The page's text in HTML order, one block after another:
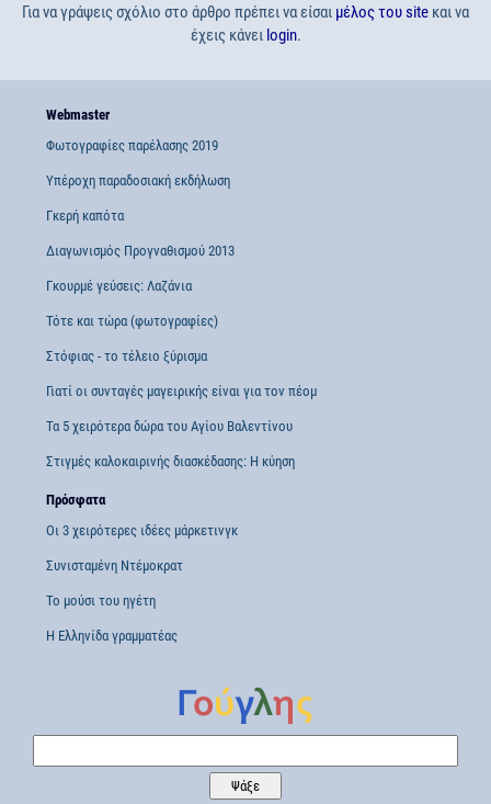
Για να γράψεις σχόλιο στο άρθρο πρέπει να είσαι μέλος του site και να
έχεις κάνει login.
Webmaster
Φωτογραφίες παρέλασης 2019
Υπέροχη παραδοσιακή εκδήλωση
Γκερή καπότα
Διαγωνισμός Προγναθισμού 2013
Γκουρμέ γεύσεις: Λαζάνια
Τότε και τώρα (φωτογραφίες)
Στόφιας - το τέλειο ξύρισμα
Γιατί οι συνταγές μαγειρικής είναι για τον πέομ
Τα 5 χειρότερα δώρα του Αγίου Βαλεντίνου
Στιγμές καλοκαιρινής διασκέδασης: Η κύηση
Πρόσφατα
Οι 3 χειρότερες ιδέες μάρκετινγκ
Συνισταμένη Ντέμοκρατ
Το μούσι του ηγέτη
Η Ελληνίδα γραμματέας